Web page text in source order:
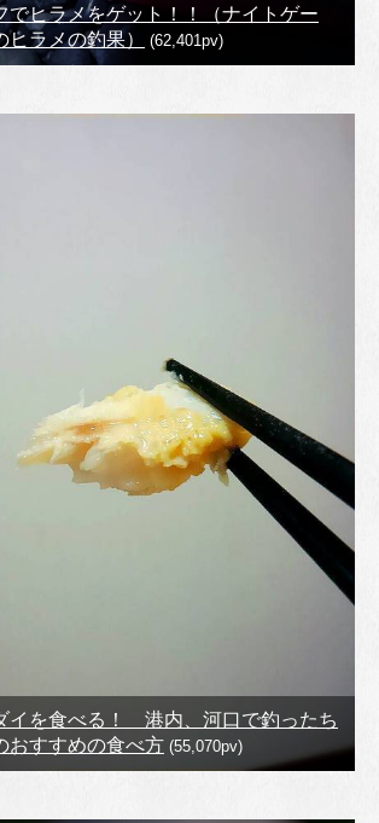
でヒラメをゲット！！（ナイトゲー
ラメの釣果）
(62,401pv)
イを食べる！ 港内、河口で釣ったち
おすすめの食べ方 (55,070pv)